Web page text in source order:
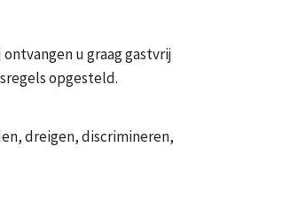
u graag gastvrij
opgesteld.
dreigen, discrimineren,